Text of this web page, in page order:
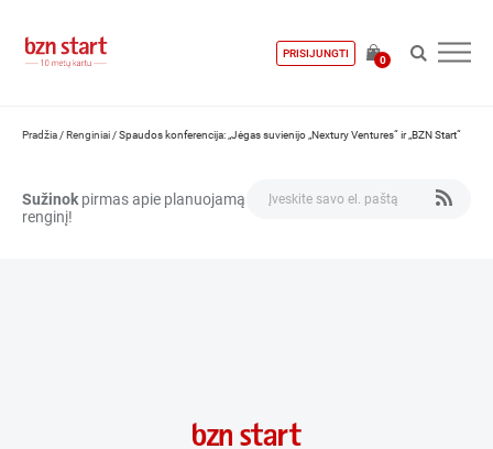
PRISIJUNGTI
0
Pradžia /Renginiai /Spaudos konferencija: „Jėgas suvienijo „Nextury Ventures“ ir „BZN Start“
Sužinok pirmas apie planuojamą
renginį!